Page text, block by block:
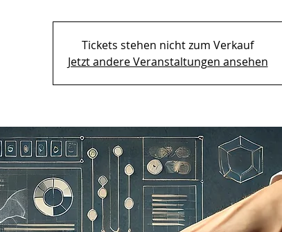
Tickets stehen nicht zum Verkauf
Jetzt andere Veranstaltungen ansehen